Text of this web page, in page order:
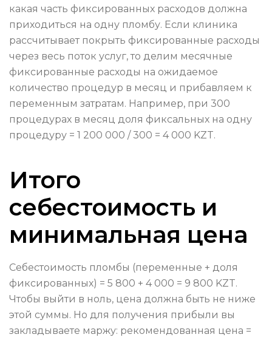
какая часть фиксированных расходов должна
приходиться на одну пломбу. Если клиника
рассчитывает покрыть фиксированные расходы
через весь поток услуг, то делим месячные
фиксированные расходы на ожидаемое
количество процедур в месяц и прибавляем к
переменным затратам. Например, при 300
процедурах в месяц доля фиксальных на одну
процедуру = 1 200 000 / 300 = 4 000 KZT.
Итого
себестоимость и
минимальная цена
Себестоимость пломбы (переменные + доля
фиксированных) = 5 800 + 4 000 = 9 800 KZT.
Чтобы выйти в ноль, цена должна быть не ниже
этой суммы. Но для получения прибыли вы
закладываете маржу: рекомендованная цена =